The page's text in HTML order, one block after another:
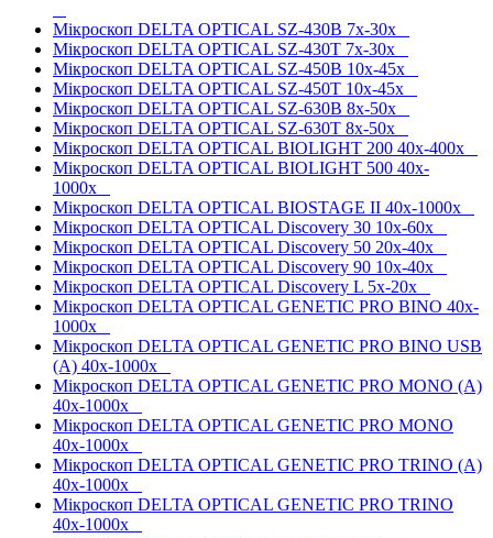
Мікроскоп DELTA OPTICAL SZ-430B 7х-30х
Мікроскоп DELTA OPTICAL SZ-430T 7х-30х
Мікроскоп DELTA OPTICAL SZ-450B 10х-45х
Мікроскоп DELTA OPTICAL SZ-450T 10х-45х
Мікроскоп DELTA OPTICAL SZ-630B 8х-50х
Мікроскоп DELTA OPTICAL SZ-630T 8х-50х
Мікроскоп DELTA OPTICAL BIOLIGHT 200 40x-400x
Мікроскоп DELTA OPTICAL BIOLIGHT 500 40x-
1000x
Мікроскоп DELTA OPTICAL BIOSTAGE II 40x-1000x
Мікроскоп DELTA OPTICAL Discovery 30 10x-60x
Мікроскоп DELTA OPTICAL Discovery 50 20x-40x
Мікроскоп DELTA OPTICAL Discovery 90 10x-40x
Мікроскоп DELTA OPTICAL Discovery L 5x-20x
Мікроскоп DELTA OPTICAL GENETIC PRO BINO 40x-
1000x
Мікроскоп DELTA OPTICAL GENETIC PRO BINO USB
(A) 40x-1000x
Мікроскоп DELTA OPTICAL GENETIC PRO MONO (A)
40x-1000x
Мікроскоп DELTA OPTICAL GENETIC PRO MONO
40x-1000x
Мікроскоп DELTA OPTICAL GENETIC PRO TRINO (A)
40x-1000x
Мікроскоп DELTA OPTICAL GENETIC PRO TRINO
40x-1000x